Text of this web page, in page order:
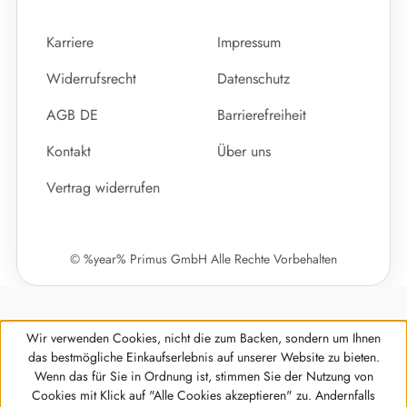
Karriere
Impressum
Widerrufsrecht
Datenschutz
AGB DE
Barrierefreiheit
Kontakt
Über uns
Vertrag widerrufen
© %year% Primus GmbH Alle Rechte Vorbehalten
Wir verwenden Cookies, nicht die zum Backen, sondern um Ihnen
das bestmögliche Einkaufserlebnis auf unserer Website zu bieten.
Wenn das für Sie in Ordnung ist, stimmen Sie der Nutzung von
Cookies mit Klick auf "Alle Cookies akzeptieren" zu. Andernfalls